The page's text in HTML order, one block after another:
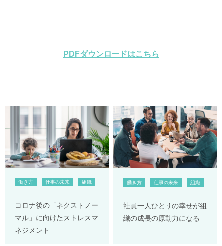
PDFダウンロードはこちら
働き方 仕事の未来 組織
コロナ後の「ネクストノー
マル」に向けたストレスマ
ネジメント
働き方 仕事の未来 組織
社員一人ひとりの幸せが組
織の成長の原動力になる